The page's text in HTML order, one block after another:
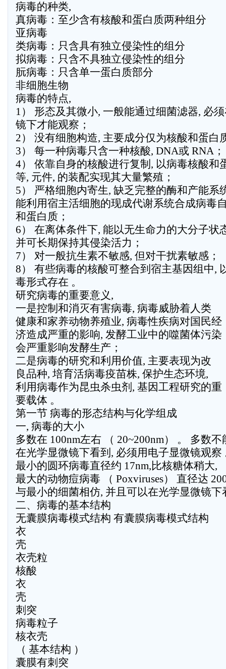
病毒的种类,
真病毒：至少含有核酸和蛋白质两种组分
亚病毒
类病毒：只含具有独立侵染性的组分
拟病毒：只含不具独立侵染性的组分
朊病毒：只含单一蛋白质部分
非细胞生物
病毒的特点,
1） 形态及其微小, 一般能通过细菌滤器, 必
镜下才能观察；
2） 没有细胞构造, 主要成分仅为核酸和蛋白
3） 每一种病毒只含一种核酸, DNA或 RNA；
4） 依靠自身的核酸进行复制, 以病毒核酸和
等, 元件, 的装配实现其大量繁殖；
5） 严格细胞内寄生, 缺乏完整的酶和产能系
能利用宿主活细胞的现成代谢系统合成病毒
和蛋白质；
6） 在离体条件下, 能以无生命力的大分子状
并可长期保持其侵染活力；
7） 对一般抗生素不敏感, 但对干扰素敏感；
8） 有些病毒的核酸可整合到宿主基因组中,
毒形式存在 。
研究病毒的重要意义,
一是控制和消灭有害病毒, 病毒威胁着人类
健康和家养动物养殖业, 病毒性疾病对国民经
济造成严重的影响, 发酵工业中的噬菌体污染
会严重影响发酵生产；
二是病毒的研究和利用价值, 主要表现为改
良品种, 培育活病毒疫苗株, 保护生态环境,
利用病毒作为昆虫杀虫剂, 基因工程研究的重
要载体 。
第一节 病毒的形态结构与化学组成
一, 病毒的大小
多数在 100nm左右 （ 20~200nm） 。 多数不
在光学显微镜下看到, 必须用电子显微镜观察
最小的圆环病毒直径约 17nm,比核糖体稍大,
最大的动物痘病毒 （ Poxviruses） 直径达
与最小的细菌相仿, 并且可以在光学显微镜下
二、病毒的基本结构
无囊膜病毒模式结构 有囊膜病毒模式结构
衣
壳
衣壳粒
核酸
衣
壳
刺突
病毒粒子
核衣壳
（ 基本结构 ）
囊膜有刺突